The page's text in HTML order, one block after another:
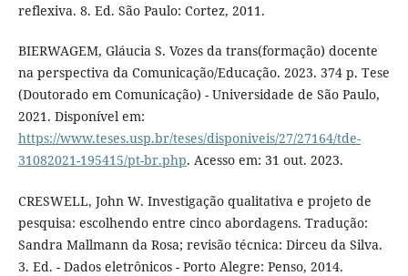
reflexiva. 8. Ed. São Paulo: Cortez, 2011.
BIERWAGEM, Gláucia S. Vozes da trans(formação) docente
na perspectiva da Comunicação/Educação. 2023. 374 p. Tese
(Doutorado em Comunicação) - Universidade de São Paulo,
2021. Disponível em:
https://www.teses.usp.br/teses/disponiveis/27/27164/tde-
31082021-195415/pt-br.php. Acesso em: 31 out. 2023.
CRESWELL, John W. Investigação qualitativa e projeto de
pesquisa: escolhendo entre cinco abordagens. Tradução:
Sandra Mallmann da Rosa; revisão técnica: Dirceu da Silva.
3. Ed. - Dados eletrônicos - Porto Alegre: Penso, 2014.